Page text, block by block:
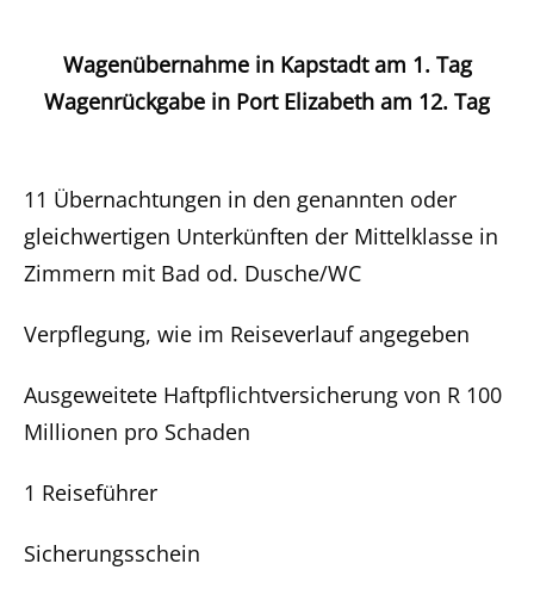
Wagenübernahme in Kapstadt am 1. Tag
Wagenrückgabe in Port Elizabeth am 12. Tag
11 Übernachtungen in den genannten oder
gleichwertigen Unterkünften der Mittelklasse in
Zimmern mit Bad od. Dusche/WC
Verpflegung, wie im Reiseverlauf angegeben
Ausgeweitete Haftpflichtversicherung von R 100
Millionen pro Schaden
1 Reiseführer
Sicherungsschein